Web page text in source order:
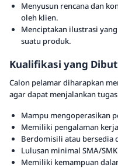
Menyusun rencana dan
oleh klien.
Menciptakan ilustrasi
suatu produk.
Kualifikasi yang
Calon pelamar diharapkan
agar dapat menjalankan
Mampu mengoperasikan
Memiliki pengalaman
Berdomisili atau bersedia
Lulusan minimal SMA/
Memiliki kemampuan